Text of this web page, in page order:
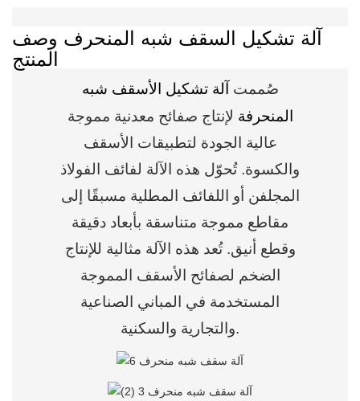
آلة تشكيل السقف شبه المنحرف وصف
المنتج
صُممت آلة تشكيل الأسقف شبه
المنحرفة لإنتاج صفائح معدنية مموجة
عالية الجودة لتطبيقات الأسقف
والكسوة. تُحوّل هذه الآلة لفائف الفولاذ
المجلفن أو اللفائف المطلية مسبقًا إلى
مقاطع مموجة متناسقة بأبعاد دقيقة
وقطع أنيق. تُعد هذه الآلة مثالية للإنتاج
الضخم لصفائح الأسقف المموجة
المستخدمة في المباني الصناعية
والتجارية والسكنية.